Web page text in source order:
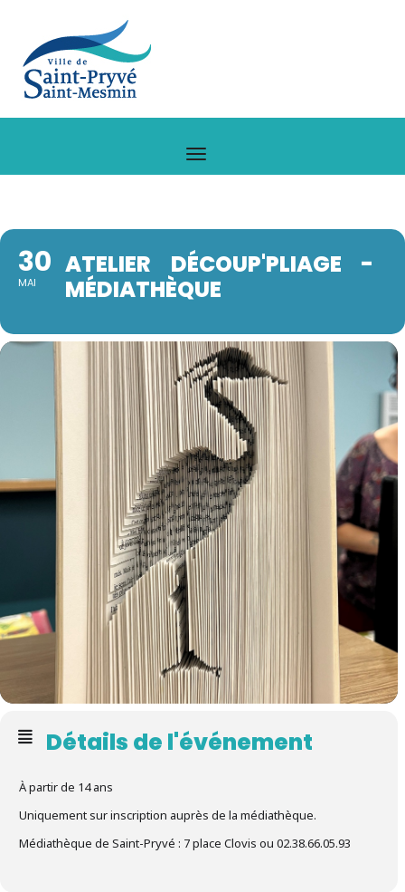
30
MAI
ATELIER DÉCOUP'PLIAGE -
MÉDIATHÈQUE
Détails de l'événement
À partir de 14 ans
Uniquement sur inscription auprès de la médiathèque.
Médiathèque de Saint-Pryvé : 7 place Clovis ou 02.38.66.05.93